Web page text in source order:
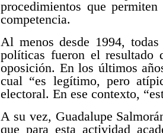
procedimientos que
competencia.
Al menos desde 1994,
políticas fueron el resultado
oposición. En los últimos
cual “es legítimo, pero
electoral. En ese contexto,
A su vez, Guadalupe
que para esta actividad